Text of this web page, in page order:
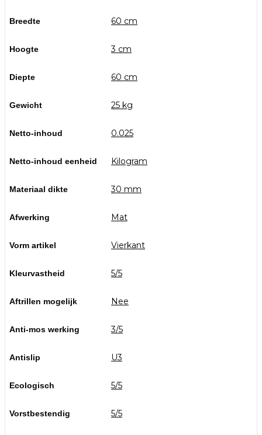
Breedte 60 cm
Hoogte 3 cm
Diepte 60 cm
Gewicht 25 kg
Netto-inhoud 0.025
Netto-inhoud eenheid Kilogram
Materiaal dikte 30 mm
Afwerking Mat
Vorm artikel Vierkant
Kleurvastheid 5/5
Aftrillen mogelijk Nee
Anti-mos werking 3/5
Antislip U3
Ecologisch 5/5
Vorstbestendig 5/5